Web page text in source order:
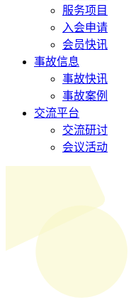
服务项目
入会申请
会员快讯
事故信息
事故快讯
事故案例
交流平台
交流研讨
会议活动